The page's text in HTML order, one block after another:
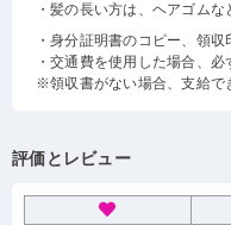
・髪の長い方は、ヘアゴム
・身分証明書のコピー、領
・交通費を使用した場合、必
※領収書がない場合、支給で
評価とレビュー